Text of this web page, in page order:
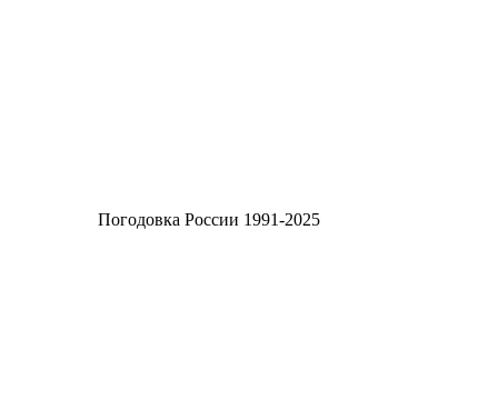
Погодовка России 1991-2025